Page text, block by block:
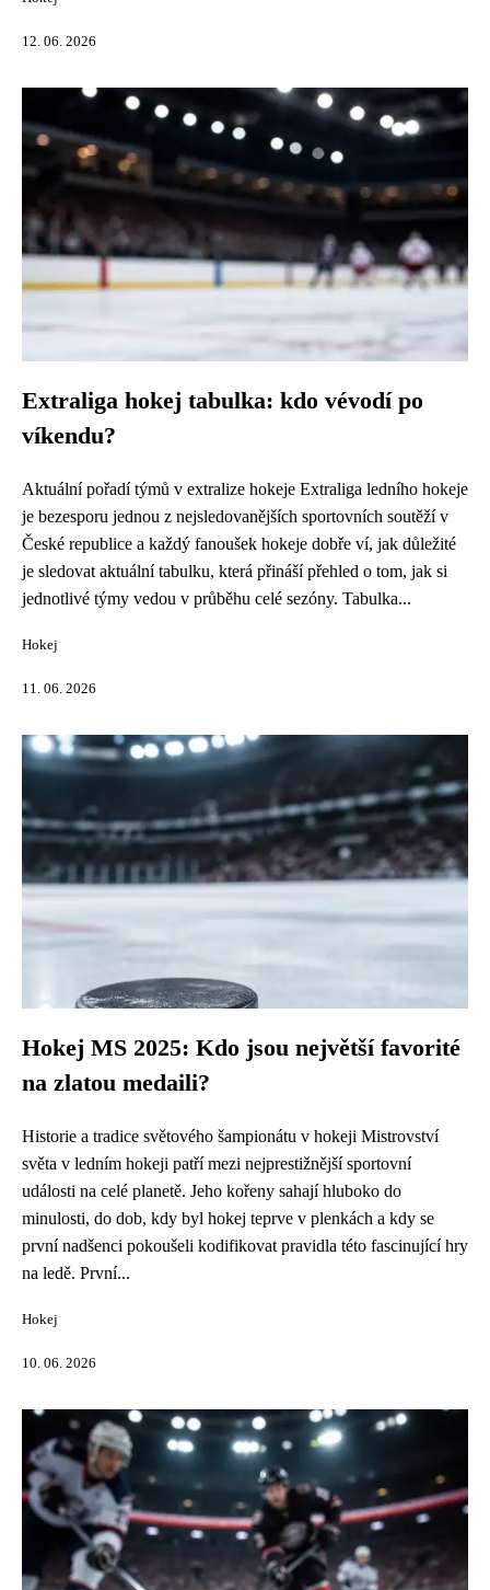
12. 06. 2026
Extraliga hokej tabulka: kdo vévodí po
víkendu?
Aktuální pořadí týmů v extralize hokeje Extraliga ledního hokeje
je bezesporu jednou z nejsledovanějších sportovních soutěží v
České republice a každý fanoušek hokeje dobře ví, jak důležité
je sledovat aktuální tabulku, která přináší přehled o tom, jak si
jednotlivé týmy vedou v průběhu celé sezóny. Tabulka...
Hokej
11. 06. 2026
Hokej MS 2025: Kdo jsou největší favorité
na zlatou medaili?
Historie a tradice světového šampionátu v hokeji Mistrovství
světa v ledním hokeji patří mezi nejprestižnější sportovní
události na celé planetě. Jeho kořeny sahají hluboko do
minulosti, do dob, kdy byl hokej teprve v plenkách a kdy se
první nadšenci pokoušeli kodifikovat pravidla této fascinující hry
na ledě. První...
Hokej
10. 06. 2026